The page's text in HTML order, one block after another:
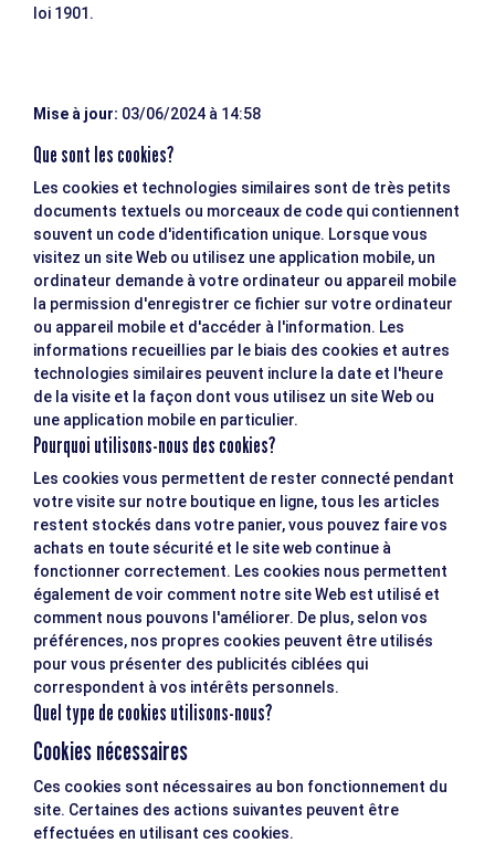
loi 1901.
Mise à jour: 03/06/2024 à 14:58
Que sont les cookies?
Les cookies et technologies similaires sont de très petits
documents textuels ou morceaux de code qui contiennent
souvent un code d'identification unique. Lorsque vous
visitez un site Web ou utilisez une application mobile, un
ordinateur demande à votre ordinateur ou appareil mobile
la permission d'enregistrer ce fichier sur votre ordinateur
ou appareil mobile et d'accéder à l'information. Les
informations recueillies par le biais des cookies et autres
technologies similaires peuvent inclure la date et l'heure
de la visite et la façon dont vous utilisez un site Web ou
une application mobile en particulier.
Pourquoi utilisons-nous des cookies?
Les cookies vous permettent de rester connecté pendant
votre visite sur notre boutique en ligne, tous les articles
restent stockés dans votre panier, vous pouvez faire vos
achats en toute sécurité et le site web continue à
fonctionner correctement. Les cookies nous permettent
également de voir comment notre site Web est utilisé et
comment nous pouvons l'améliorer. De plus, selon vos
préférences, nos propres cookies peuvent être utilisés
pour vous présenter des publicités ciblées qui
correspondent à vos intérêts personnels.
Quel type de cookies utilisons-nous?
Cookies nécessaires
Ces cookies sont nécessaires au bon fonctionnement du
site. Certaines des actions suivantes peuvent être
effectuées en utilisant ces cookies.